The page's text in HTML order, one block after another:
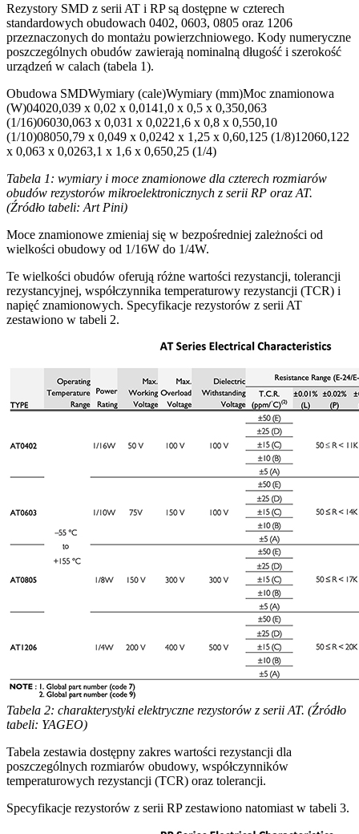
Rezystory SMD z serii AT i RP są dostępne w czterech
standardowych obudowach 0402, 0603, 0805 oraz 1206
przeznaczonych do montażu powierzchniowego. Kody numeryczne
poszczególnych obudów zawierają nominalną długość i szerokość
urządzeń w calach (tabela 1).
Obudowa SMDWymiary (cale)Wymiary (mm)Moc znamionowa
(W)04020,039 x 0,02 x 0,0141,0 x 0,5 x 0,350,063
(1/16)06030,063 x 0,031 x 0,0221,6 x 0,8 x 0,550,10
(1/10)08050,79 x 0,049 x 0,0242 x 1,25 x 0,60,125 (1/8)12060,122
x 0,063 x 0,0263,1 x 1,6 x 0,650,25 (1/4)
Tabela 1: wymiary i moce znamionowe dla czterech rozmiarów
obudów rezystorów mikroelektronicznych z serii RP oraz AT.
(Źródło tabeli: Art Pini)
Moce znamionowe zmieniaj się w bezpośredniej zależności od
wielkości obudowy od 1/16W do 1/4W.
Te wielkości obudów oferują różne wartości rezystancji, tolerancji
rezystancyjnej, współczynnika temperaturowy rezystancji (TCR) i
napięć znamionowych. Specyfikacje rezystorów z serii AT
zestawiono w tabeli 2.
Tabela 2: charakterystyki elektryczne rezystorów z serii AT. (Źródło
tabeli: YAGEO)
Tabela zestawia dostępny zakres wartości rezystancji dla
poszczególnych rozmiarów obudowy, współczynników
temperaturowych rezystancji (TCR) oraz tolerancji.
Specyfikacje rezystorów z serii RP zestawiono natomiast w tabeli 3.